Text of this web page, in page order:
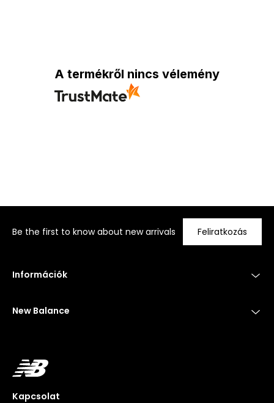
A termékről nincs vélemény
Be the first to know about new arrivals Feliratkozás
Információk
New Balance
Kapcsolat